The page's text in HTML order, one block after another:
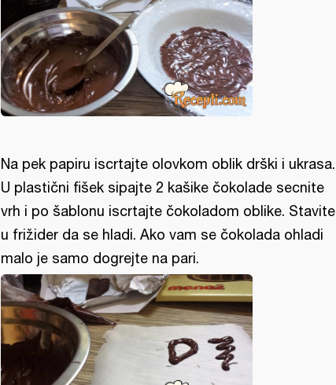
Na pek papiru iscrtajte olovkom oblik drški i ukrasa.
U plastični fišek sipajte 2 kašike čokolade secnite
vrh i po šablonu iscrtajte čokoladom oblike. Stavite
u frižider da se hladi. Ako vam se čokolada ohladi
malo je samo dogrejte na pari.